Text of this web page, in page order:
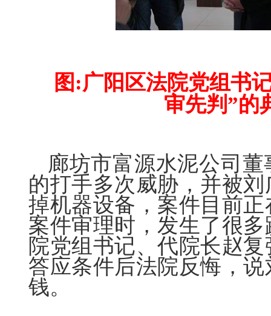
图:广阳区法院党组书
审先判”的
廊坊市富源水泥公司
的打手多次威胁，并被刘
掉机器设备，案件目前
案件审理时，发生了很
院党组书记、代院长赵
答应条件后法院反悔，说
钱。